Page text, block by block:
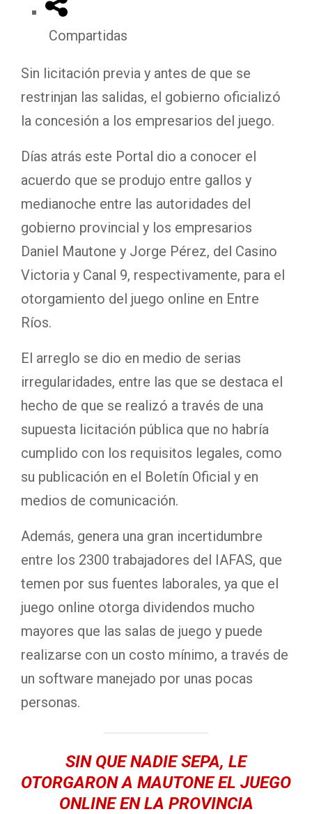
Compartidas
Sin licitación previa y antes de que se
restrinjan las salidas, el gobierno oficializó
la concesión a los empresarios del juego.
Días atrás este Portal dio a conocer el
acuerdo que se produjo entre gallos y
medianoche entre las autoridades del
gobierno provincial y los empresarios
Daniel Mautone y Jorge Pérez, del Casino
Victoria y Canal 9, respectivamente, para el
otorgamiento del juego online en Entre
Ríos.
El arreglo se dio en medio de serias
irregularidades, entre las que se destaca el
hecho de que se realizó a través de una
supuesta licitación pública que no habría
cumplido con los requisitos legales, como
su publicación en el Boletín Oficial y en
medios de comunicación.
Además, genera una gran incertidumbre
entre los 2300 trabajadores del IAFAS, que
temen por sus fuentes laborales, ya que el
juego online otorga dividendos mucho
mayores que las salas de juego y puede
realizarse con un costo mínimo, a través de
un software manejado por unas pocas
personas.
SIN QUE NADIE SEPA, LE
OTORGARON A MAUTONE EL JUEGO
ONLINE EN LA PROVINCIA